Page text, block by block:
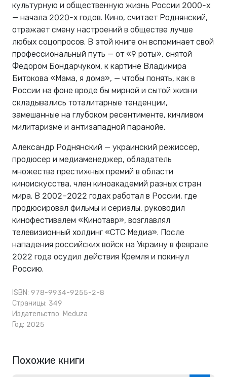
культурную и общественную жизнь России 2000-х
— начала 2020-х годов. Кино, считает Роднянский,
отражает смену настроений в обществе лучше
любых соцопросов. В этой книге он вспоминает свой
профессиональный путь — от «9 роты», снятой
Федором Бондарчуком, к картине Владимира
Битокова «Мама, я дома», — чтобы понять, как в
России на фоне вроде бы мирной и сытой жизни
складывались тоталитарные тенденции,
замешанные на глубоком ресентименте, кичливом
милитаризме и антизападной паранойе.
Александр Роднянский — украинский режиссер,
продюсер и медиаменеджер, обладатель
множества престижных премий в области
киноискусства, член киноакадемий разных стран
мира. В 2002–2022 годах работал в России, где
продюсировал фильмы и сериалы, руководил
кинофестивалем «Кинотавр», возглавлял
телевизионный холдинг «СТС Медиа». После
нападения российских войск на Украину в феврале
2022 года осудил действия Кремля и покинул
Россию.
ISBN: 978-9934-9255-2-8
Страницы: 349
Издательство: Meduza
Год: 2025
Похожие книги